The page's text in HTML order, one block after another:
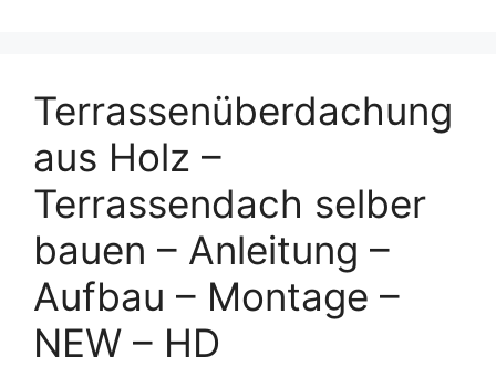
Terrassenüberdachung
aus Holz –
Terrassendach selber
bauen – Anleitung –
Aufbau – Montage –
NEW – HD